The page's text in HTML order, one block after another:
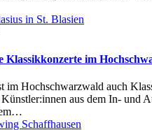
Klassikkonzerte im
im Hochschwarzwald auch
aus dem In- und